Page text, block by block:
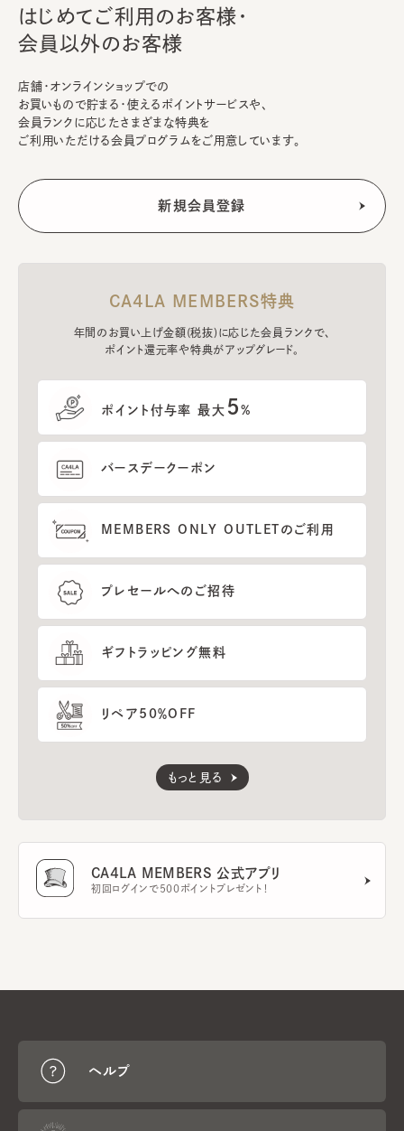
はじめてご利用のお客様・
会員以外のお客様
店舗・オンラインショップでの
お買いもので貯まる・使えるポイントサービスや、
会員ランクに応じたさまざまな特典を
ご利用いただける会員プログラムをご用意しています。
CA4LA MEMBERS特典
年間のお買い上げ金額(税抜)に応じた会員ランクで、
ポイント還元率や特典がアップグレード。
ポイント付与率 最大 5%
バースデークーポン
MEMBERS ONLY OUTLETのご利用
プレセールへのご招待
ギフトラッピング無料
リペア50％OFF
もっと見る
CA4LA MEMBERS 公式アプリ
初回ログインで500ポイントプレゼント！
ヘルプ